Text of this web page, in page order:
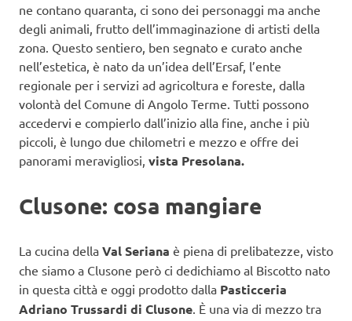
ne contano quaranta, ci sono dei personaggi ma anche
degli animali, frutto dell’immaginazione di artisti della
zona. Questo sentiero, ben segnato e curato anche
nell’estetica, è nato da un’idea dell’Ersaf, l’ente
regionale per i servizi ad agricoltura e foreste, dalla
volontà del Comune di Angolo Terme. Tutti possono
accedervi e compierlo dall’inizio alla fine, anche i più
piccoli, è lungo due chilometri e mezzo e offre dei
panorami meravigliosi, vista Presolana.
Clusone: cosa mangiare
La cucina della Val Seriana è piena di prelibatezze, visto
che siamo a Clusone però ci dedichiamo al Biscotto nato
in questa città e oggi prodotto dalla Pasticceria
Adriano Trussardi di Clusone . È una via di mezzo tra